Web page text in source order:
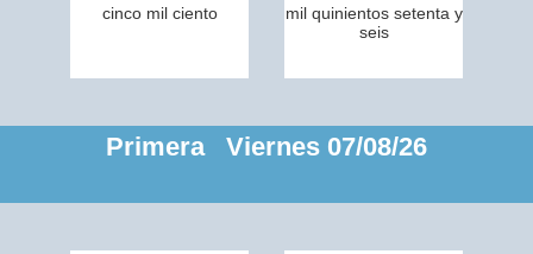
cinco mil ciento
mil quinientos setenta y
seis
Primera Viernes 07/08/26